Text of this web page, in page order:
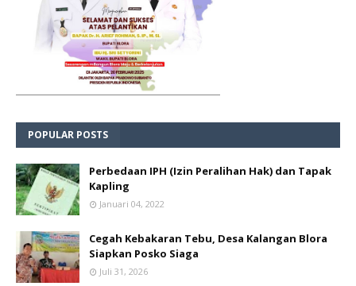
POPULAR POSTS
Perbedaan IPH (Izin Peralihan Hak) dan Tapak
Kapling
Januari 04, 2022
Cegah Kebakaran Tebu, Desa Kalangan Blora
Siapkan Posko Siaga
Juli 31, 2026